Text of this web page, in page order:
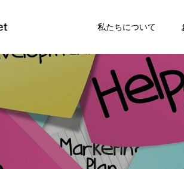
私たちについて